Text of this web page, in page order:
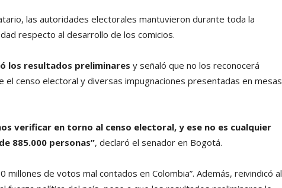
las autoridades electorales mantuvieron durante toda la
respecto al desarrollo de los comicios.
los resultados preliminares y señaló que no los reconocerá
censo electoral y diversas impugnaciones presentadas en mesas
verificar en torno al censo electoral, y ese no es cualquier
885.000 personas”, declaró el senador en Bogotá.
millones de votos mal contados en Colombia”. Además, reivindicó al